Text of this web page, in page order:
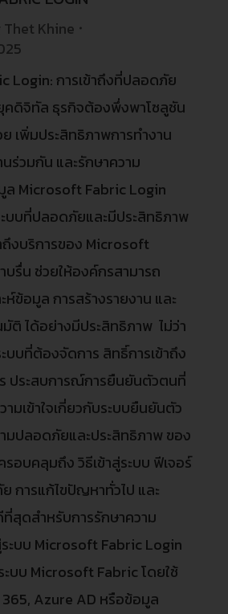
Thet Khine
Login: การเข้าถึงที่ปลอดภัย
คดิจิทัล ธุรกิจต้องพึ่งพาโซลูชัน
เพิ่มประสิทธิภาพการทำงาน
ร่วมกัน และรักษาความ
Microsoft Fabric Login
บบที่ปลอดภัยและมีประสิทธิภาพ
ถึงบริการของ Microsoft
บรื่น ช่วยให้องค์กรสามารถ
ห์ข้อมูล การสร้างรายงาน และ
ติ ได้อย่างมีประสิทธิภาพ ไม่ว่า
บบที่ต้องจัดการ สิทธิ์การเข้าถึง
ประสบการณ์การยืนยันตัวตนที่
มเข้าใจเกี่ยวกับระบบยืนยันตัว
มปลอดภัยและประสิทธิภาพ ของ
รอบคลุมถึง วิธีเข้าสู่ระบบ ฟีเจอร์
การแก้ไขปัญหาทั่วไป และ
สุดสำหรับการรักษาความ
ะบบ Microsoft Fabric Login
ะบบ Microsoft Fabric โดยใช้
Azure AD หรือข้อมูล